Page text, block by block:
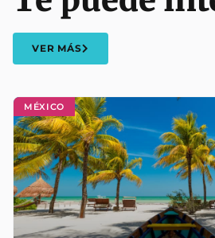
MÉXICO
VER MÁS